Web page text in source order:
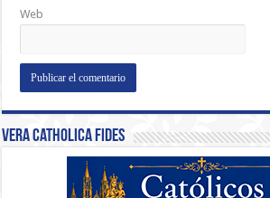
Web
Vera Catholica Fides